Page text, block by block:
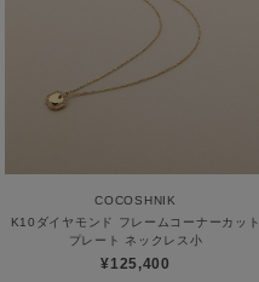
COCOSHNIK
K10ダイヤモンド フレームコーナーカット
プレート ネックレス小
¥125,400